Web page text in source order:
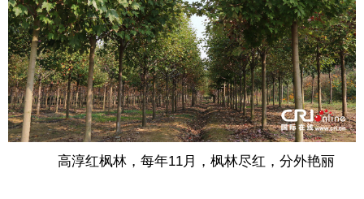
高淳红枫林，每年11月，枫林尽红，分外艳丽